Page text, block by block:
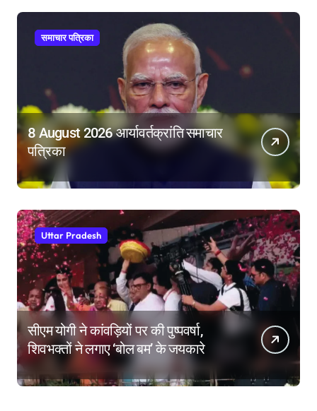
समाचार पत्रिका
8 August 2026 आर्यावर्तक्रांति समाचार
पत्रिका
Uttar Pradesh
सीएम योगी ने कांवड़ियों पर की पुष्पवर्षा,
शिवभक्तों ने लगाए ‘बोल बम’ के जयकारे